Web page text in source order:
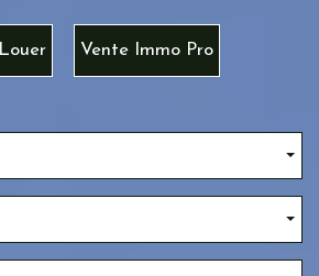
Louer Vente Immo Pro